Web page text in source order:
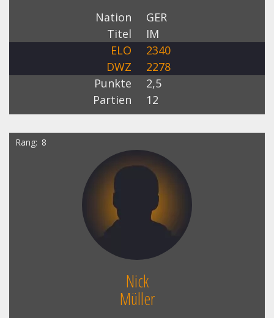
Nation
GER
Titel
IM
ELO
2340
DWZ
2278
Punkte
2,5
Partien
12
Rang 8
Nick
Müller